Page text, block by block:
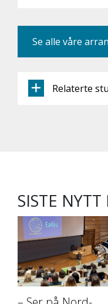
Se alle våre
Relaterte
SISTE NYTT